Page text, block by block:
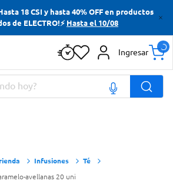
18 CSI y hasta 40% OFF en productos
de ELECTRO!⚡ Hasta el 10/08
Ingresar
Infusiones Té
avellanas 20 uni
buscados
buscados